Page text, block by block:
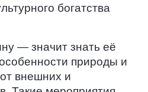
богатства
— значит знать её
природы и
внешних и